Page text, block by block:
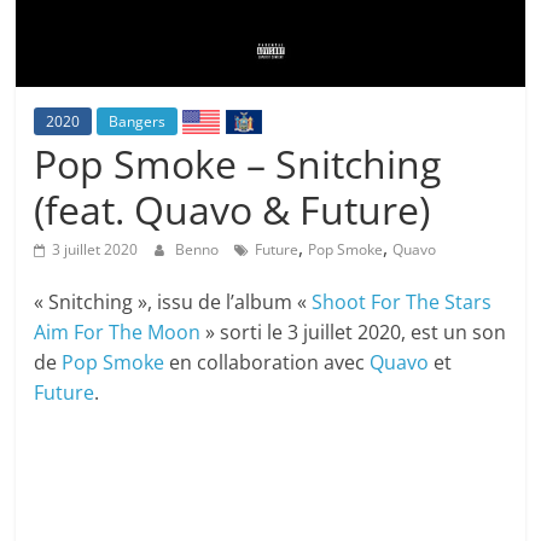
2020 Bangers
Pop Smoke – Snitching
(feat. Quavo & Future)
3 juillet 2020 Benno Future, Pop Smoke,Quavo
« Snitching », issu de l’album «Shoot For The Stars
Aim For The Moon » sorti le 3 juillet 2020, est un son
de Pop Smoke en collaboration avec Quavo et
Future.